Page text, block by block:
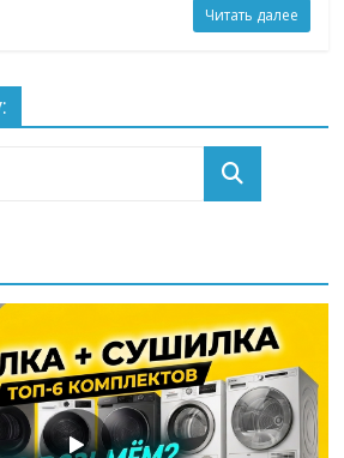
Читать далее